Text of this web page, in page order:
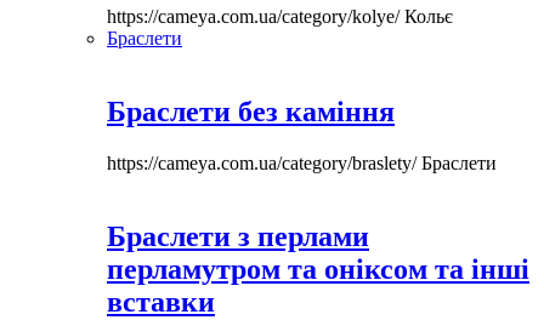
https://cameya.com.ua/category/kolye/Кольє
Браслети
Браслети без каміння
https://cameya.com.ua/category/braslety/Браслети
Браслети з перлами
перламутром та оніксом та інші
вставки